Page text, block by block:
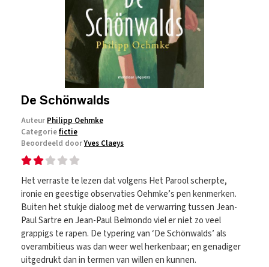
De Schönwalds
Auteur Philipp Oehmke
Categoriefictie
Beoordeeld doorYves Claeys
Het verraste te lezen dat volgens Het Parool scherpte,
ironie en geestige observaties Oehmke’s pen kenmerken.
Buiten het stukje dialoog met de verwarring tussen Jean-
Paul Sartre en Jean-Paul Belmondo viel er niet zo veel
grappigs te rapen. De typering van ‘De Schönwalds’ als
overambitieus was dan weer wel herkenbaar; en genadiger
uitgedrukt dan in termen van willen en kunnen.